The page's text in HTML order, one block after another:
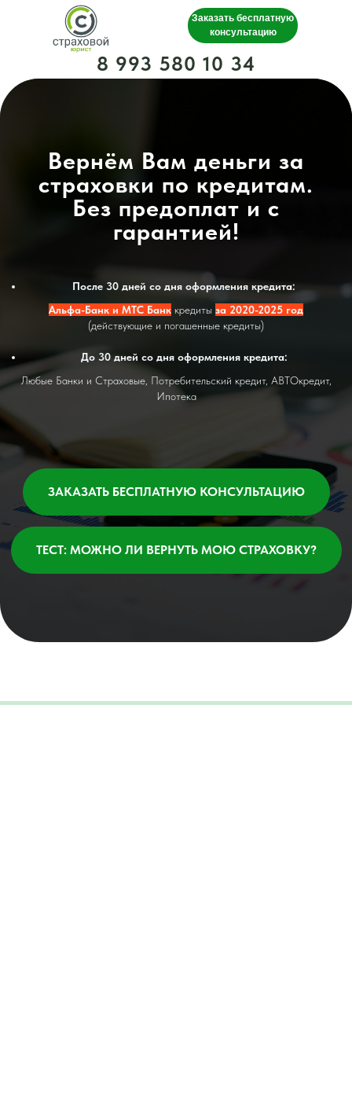
8 993 580 10 34
Заказать бесплатную
консультацию
Вернём Вам деньги за
страховки по кредитам.
Без предоплат и с
гарантией!
После 30 дней со дня оформления кредита:
Альфа-Банк и МТС Банк кредиты за 2020-2025 год
(действующие и погашенные кредиты)
До 30 дней со дня оформления кредита:
Любые Банки и Страховые, Потребительский кредит, АВТОкредит,
Ипотека
ЗАКАЗАТЬ БЕСПЛАТНУЮ КОНСУЛЬТАЦИЮ
ТЕСТ: МОЖНО ЛИ ВЕРНУТЬ МОЮ СТРАХОВКУ?